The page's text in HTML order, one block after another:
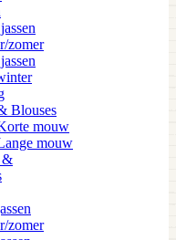
zomer
Blouses
mouw
mouw
&
zomer